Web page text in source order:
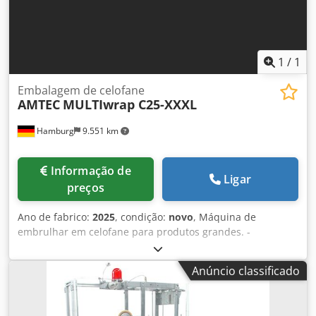
1 / 1
Hamburg 9.551 km
Embalagem de celofane
AMTEC MULTIwrap C25-XXXL
preços
Ligar
Ano de fabrico: 2025, condição: novo, Máquina de
embrulhar em celofane para produtos grandes. -
Especificações: taxa máxima de ciclos da máquina em
marcha lenta: 23 ciclos/minuto; Dimensões do produto
(mm): C(100-405)xL(45-250)xA(25-115); Dimensões da
máquina (mm) C2200xL1000xA1700; Potência: 380 V, 6,5
kW; ar comprimido; 5-7 bar, 0,46 m³/min; Peso
Anúncio classificado